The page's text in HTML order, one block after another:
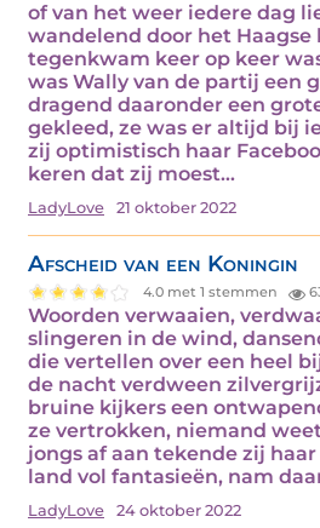
of van het weer iedere dag
wandelend door het
tegenkwam keer op keer
was Wally van de partij een
dragend daaronder een
gekleed, ze was er altijd bij
zij optimistisch haar
keren dat zij moest…
LadyLove 21 oktober 2022
Afscheid van een Koningin
4.0 met 1 stemmen
Woorden verwaaien,
slingeren in de wind,
die vertellen over een heel
de nacht verdween
bruine kijkers een
ze vertrokken, niemand
jongs af aan tekende zij
land vol fantasieën, nam
LadyLove 24 oktober 2022